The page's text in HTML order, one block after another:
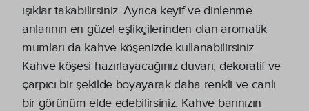
ışıklar takabilirsiniz. Ayrıca keyif ve dinlenme
anlarının en güzel eşlikçilerinden olan aromatik
mumları da kahve köşenizde kullanabilirsiniz.
Kahve köşesi hazırlayacağınız duvarı, dekoratif ve
çarpıcı bir şekilde boyayarak daha renkli ve canlı
bir görünüm elde edebilirsiniz. Kahve barınızın